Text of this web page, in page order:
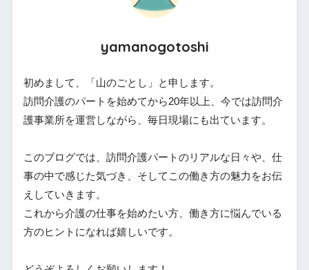
yamanogotoshi
初めまして、「山のごとし」と申します。
訪問介護のパートを始めてから20年以上、今では訪問介
護事業所を運営しながら、毎日現場にも出ています。
このブログでは、訪問介護パートのリアルな日々や、仕
事の中で感じた気づき、そしてこの働き方の魅力をお伝
えしていきます。
これから介護の仕事を始めたい方、働き方に悩んでいる
方のヒントになれば嬉しいです。